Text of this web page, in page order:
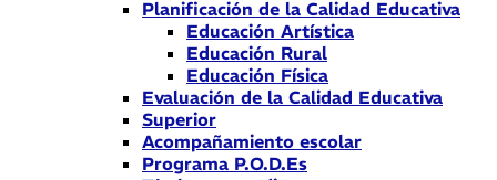
Planificación de la Calidad Educativa
Educación Artística
Educación Rural
Educación Física
Evaluación de la Calidad Educativa
Superior
Acompañamiento escolar
Programa P.O.D.Es